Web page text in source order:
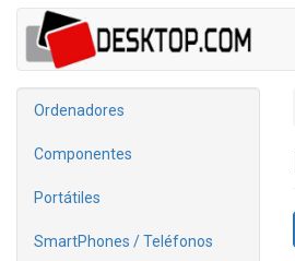
Ordenadores
Componentes
Portátiles
SmartPhones / Teléfonos